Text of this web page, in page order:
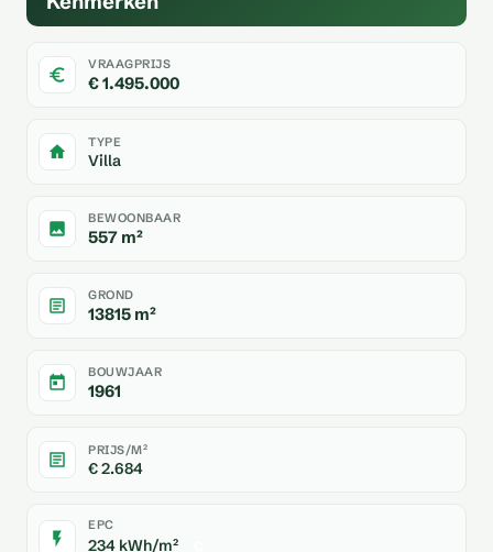
VRAAGPRIJS
€ 1.495.000
TYPE
Villa
BEWOONBAAR
557 m²
GROND
13815 m²
BOUWJAAR
1961
PRIJS/M²
€ 2.684
EPC
234 kWh/m²